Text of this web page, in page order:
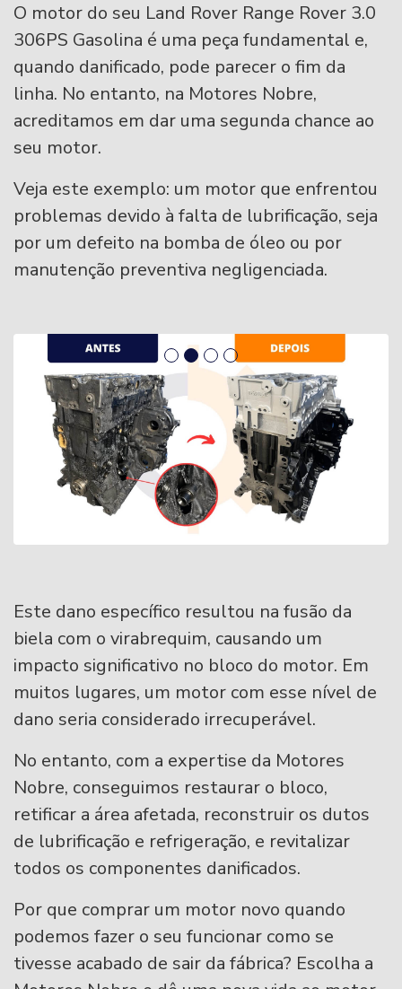
O motor do seu Land Rover Range Rover 3.0
306PS Gasolina é uma peça fundamental e,
quando danificado, pode parecer o fim da
linha. No entanto, na Motores Nobre,
acreditamos em dar uma segunda chance ao
seu motor.
Veja este exemplo: um motor que enfrentou
problemas devido à falta de lubrificação, seja
por um defeito na bomba de óleo ou por
manutenção preventiva negligenciada.
Este dano específico resultou na fusão da
biela com o virabrequim, causando um
impacto significativo no bloco do motor. Em
muitos lugares, um motor com esse nível de
dano seria considerado irrecuperável.
No entanto, com a expertise da Motores
Nobre, conseguimos restaurar o bloco,
retificar a área afetada, reconstruir os dutos
de lubrificação e refrigeração, e revitalizar
todos os componentes danificados.
Por que comprar um motor novo quando
podemos fazer o seu funcionar como se
tivesse acabado de sair da fábrica? Escolha a